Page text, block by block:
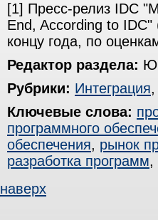
[1] Пресс-релиз IDC
End, According to
концу года, по
Редактор раздела:
Рубрики: Интеграция
Ключевые слова:
программного
обеспечения, рынок
разработка программ,
наверх